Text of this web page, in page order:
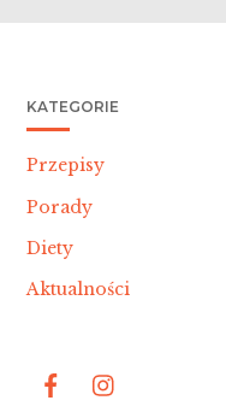
KATEGORIE
Przepisy
Porady
Diety
Aktualności